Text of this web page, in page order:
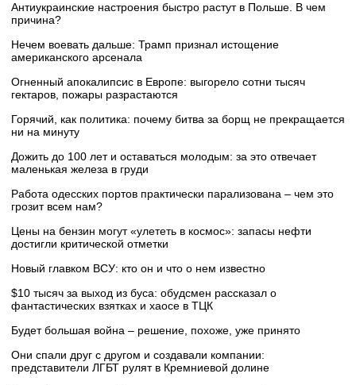
Антиукраинские настроения быстро растут в Польше. В чем
причина?
Нечем воевать дальше: Трамп признал истощение
американского арсенала
Огненный апокалипсис в Европе: выгорело сотни тысяч
гектаров, пожары разрастаются
Горячий, как политика: почему битва за борщ не прекращается
ни на минуту
Дожить до 100 лет и оставаться молодым: за это отвечает
маленькая железа в груди
Работа одесских портов практически парализована – чем это
грозит всем нам?
Цены на бензин могут «улететь в космос»: запасы нефти
достигли критической отметки
Новый главком ВСУ: кто он и что о нем известно
$10 тысяч за выход из буса: обудсмен рассказал о
фантастических взятках и хаосе в ТЦК
Будет большая война – решение, похоже, уже принято
Они спали друг с другом и создавали компании:
представители ЛГБТ рулят в Кремниевой долине